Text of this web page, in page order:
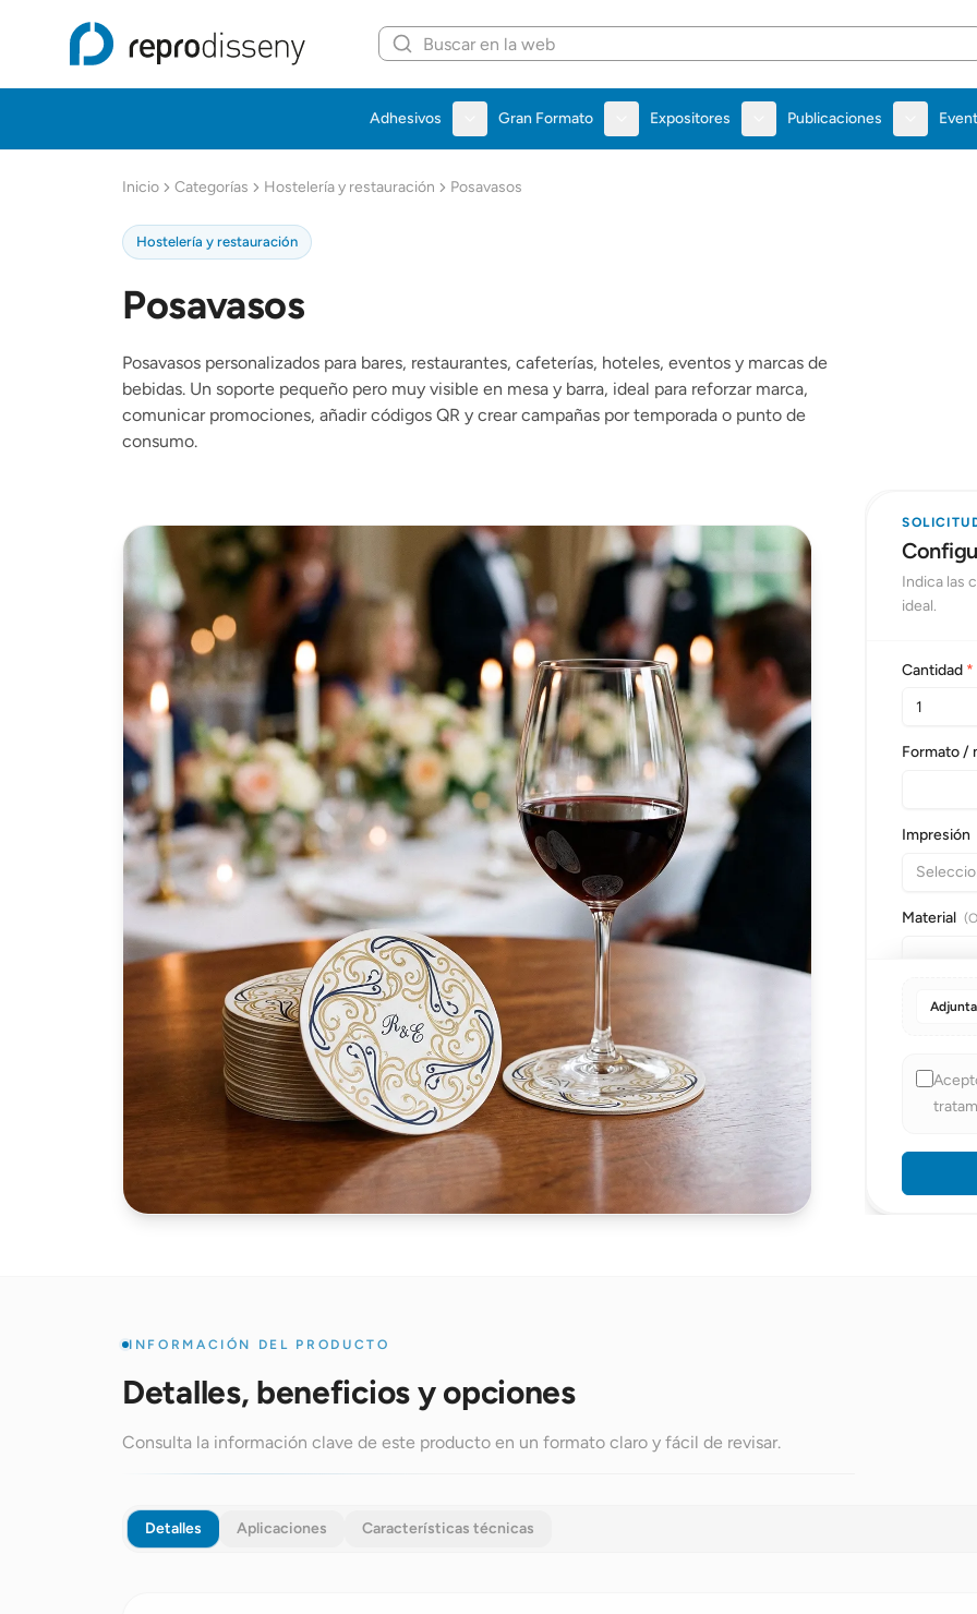
Repro Disseny Inicio
Adhesivos Gran Formato Expositores Publicaciones
Inicio Categorías Hostelería y restauración Posavasos
Hostelería y restauración
Posavasos
Posavasos personalizados para bares, restaurantes, cafeterías, hoteles, eventos y marcas de
bebidas. Un soporte pequeño pero muy visible en mesa y barra, ideal para reforzar marca,
comunicar promociones, añadir códigos QR y crear campañas por temporada o punto de
consumo.
Indica las
ideal.
Cantidad *
Formato /
Impresión
Material
Nombre
INFORMACIÓN DEL PRODUCTO
Detalles, beneficios y opciones
Consulta la información clave de este producto en un formato claro y fácil de revisar.
Detalles Aplicaciones Características técnicas